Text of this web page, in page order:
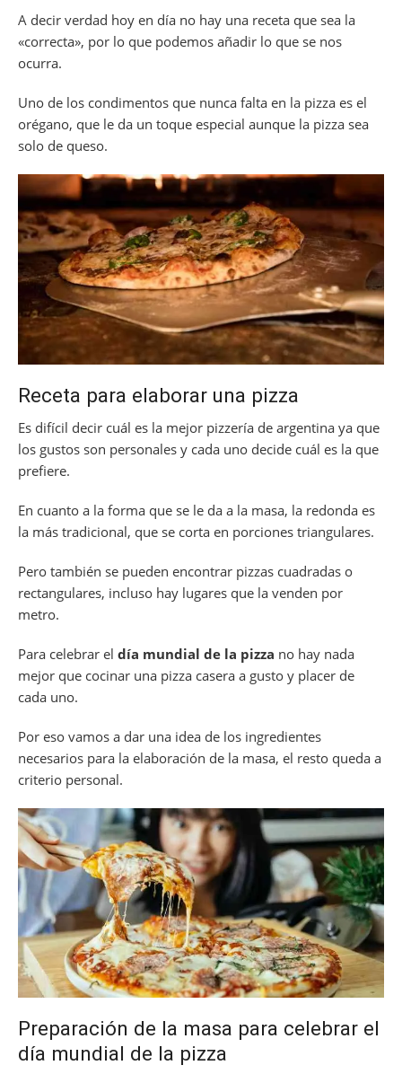
A decir verdad hoy en día no hay una receta que sea la
«correcta», por lo que podemos añadir lo que se nos
ocurra.
Uno de los condimentos que nunca falta en la pizza es el
orégano, que le da un toque especial aunque la pizza sea
solo de queso.
Receta para elaborar una pizza
Es difícil decir cuál es la mejor pizzería de argentina ya que
los gustos son personales y cada uno decide cuál es la que
prefiere.
En cuanto a la forma que se le da a la masa, la redonda es
la más tradicional, que se corta en porciones triangulares.
Pero también se pueden encontrar pizzas cuadradas o
rectangulares, incluso hay lugares que la venden por
metro.
Para celebrar el día mundial de la pizza no hay nada
mejor que cocinar una pizza casera a gusto y placer de
cada uno.
Por eso vamos a dar una idea de los ingredientes
necesarios para la elaboración de la masa, el resto queda a
criterio personal.
Preparación de la masa para celebrar el
día mundial de la pizza